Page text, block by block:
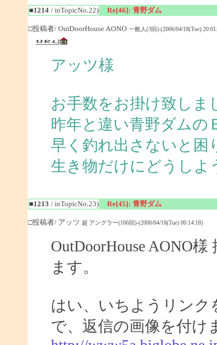
■1214/ inTopicNo.22) Re[46]: 青野ダム
□投稿者/ OutDoorHouse AONO 一般人(3回)-(2006/04/18(Tue)
アッツ様
お手数をお掛け致しま
昨年と違い青野ダムの
早く釣れ出さないと困
生き物だけにどうしよ
■1213 / inTopicNo.23) Re[45]: 青野ダム
□投稿者/ アッツ 超 アングラー(166回)-(2006/04/18(Tue) 00:14:18)
OutDoorHouse AONO
ます。
はい、いちようリンク
で、返信の画像を付け